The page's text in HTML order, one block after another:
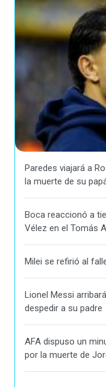
Paredes viajará a
la muerte de su
Boca reaccionó a
Vélez en el Tomás
Milei se refirió al
Lionel Messi
despedir a su padre
AFA dispuso un
por la muerte de